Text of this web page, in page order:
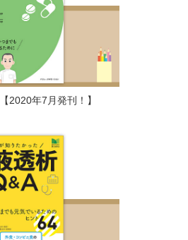
2020年7月発刊！】